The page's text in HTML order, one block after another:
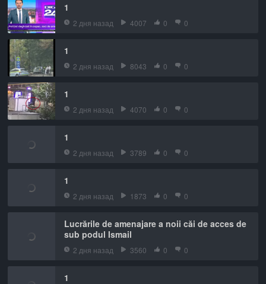
1
2 дня назад 4007 0 0
1
2 дня назад 8043 0 0
1
2 дня назад 4070 0 0
1
2 дня назад 3789 0 0
1
2 дня назад 1873 0 0
Lucrările de amenajare a noii căi de acces de
sub podul Ismail
2 дня назад 3560 0 0
1